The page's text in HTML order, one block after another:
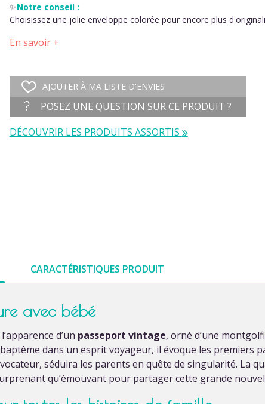
✨Notre conseil :
Choisissez une jolie enveloppe colorée pour encore plus
En savoir +
AJOUTER À MA LISTE D'ENVIES
POSEZ UNE QUESTION SUR CE PRODUIT ?
DÉCOUVRIR LES PRODUITS ASSORTIS
CARACTÉRISTIQUES PRODUIT
avec bébé
d’un passeport vintage, orné d’une
dans un esprit voyageur, il évoque les premiers
séduira les parents en quête de singularité. La
qu’émouvant pour partager cette grande